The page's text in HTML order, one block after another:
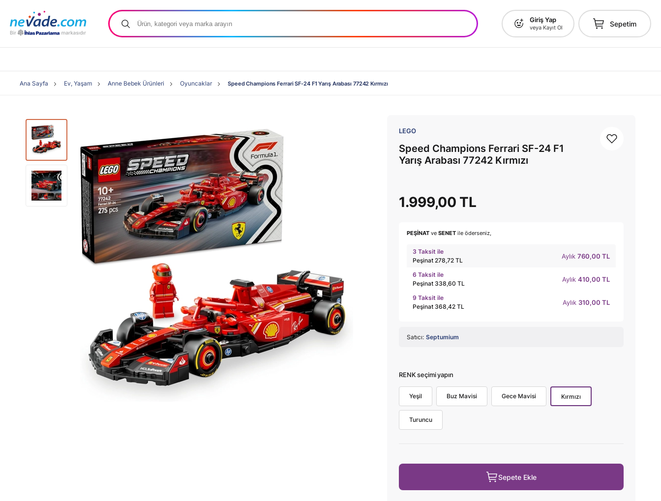
Giriş Yap
veya Kayıt Ol Sepetim
Ana Sayfa Ev, Yaşam Anne Bebek Ürünleri Oyuncaklar Speed Champions Ferrari SF-24 F1 Yarış Arabası 77242 Kırmızı
LEGO
Speed Champions Ferrari SF-24 F1
Yarış Arabası 77242 Kırmızı
1.999,00 TL
PEŞİNAT ve SENET ile öderseniz,
3 Taksit ile
Peşinat 278,72 TL
Aylık 760,00 TL
6 Taksit ile
Peşinat 338,60 TL
Aylık 410,00 TL
9 Taksit ile
Peşinat 368,42 TL
Aylık 310,00 TL
Satıcı: Septumium
RENK seçimi yapın
Yeşil Buz Mavisi Gece Mavisi Kırmızı
Turuncu
Sepete Ekle